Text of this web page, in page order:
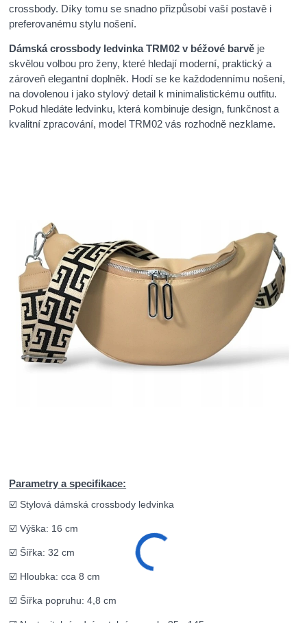
crossbody. Díky tomu se snadno přizpůsobí vaší postavě i
preferovanému stylu nošení.
Dámská crossbody ledvinka TRM02 v béžové barvě je
skvělou volbou pro ženy, které hledají moderní, praktický a
zároveň elegantní doplněk. Hodí se ke každodennímu nošení,
na dovolenou i jako stylový detail k minimalistickému outfitu.
Pokud hledáte ledvinku, která kombinuje design, funkčnost a
kvalitní zpracování, model TRM02 vás rozhodně nezklame.
Parametry a specifikace:
☑️ Stylová dámská crossbody ledvinka
☑️ Výška: 16 cm
☑️ Šířka: 32 cm
☑️ Hloubka: cca 8 cm
☑️ Šířka popruhu: 4,8 cm